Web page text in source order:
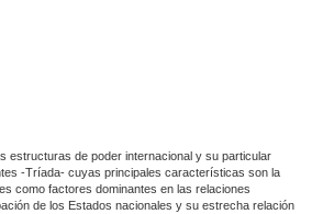
estructuras de poder internacional y su particular
-Tríada- cuyas principales características son la
como factores dominantes en las relaciones
de los Estados nacionales y su estrecha relación